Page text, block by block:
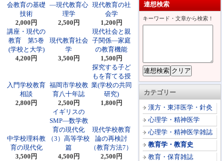
連想検索
キーワード・文章から検索！
カテゴリー
漢方・東洋医学・針灸
心理学・精神医学
心理学・精神医学雑誌
教育学・教育史
教育・保育雑誌
会教育の基礎
技術
2,000円
―現代教育心
理学
2,500円
現代教育の社
会学
1,200円
講座・現代の
教育 第5巻
(学校と大学)
4,200円
現代教育社会
学
3,500円
現代社会と親
子関係―家庭
の教育機能
1,500円
入門学校教育
相談
2,800円
福岡市学校教
育八十年誌
2,500円
探究する子ど
もを育てる授
業(学校の共同
研究)
1,800円
中学校理科教
育の現代化
3,500円
イギリスの
SMP―数学教
育の現代化
（3）高等学校
篇
4,500円
現代学校教育
論の再検討
（教育方法7）
2,500円